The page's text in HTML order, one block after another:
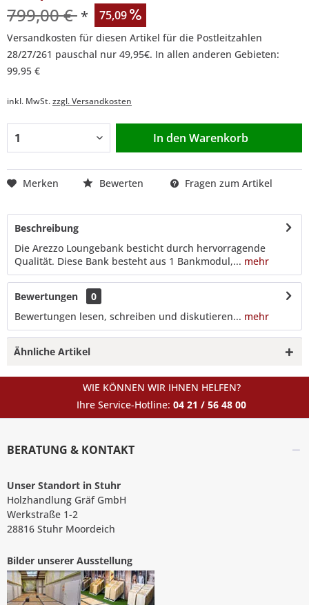
799,00 € * 75,09
Versandkosten für diesen Artikel für die Postleitzahlen
28/27/261 pauschal nur 49,95€. In allen anderen Gebieten:
99,95 €
inkl. MwSt.zzgl. Versandkosten
In den Warenkorb
Merken Bewerten Fragen zum Artikel
Beschreibung
Die Arezzo Loungebank besticht durch hervorragende
Qualität. Diese Bank besteht aus 1 Bankmodul,... mehr
Bewertungen
0
Bewertungen lesen, schreiben und diskutieren... mehr
Ähnliche Artikel
WIE KÖNNEN WIR IHNEN HELFEN?
Ihre Service-Hotline: 04 21 / 56 48 00
BERATUNG & KONTAKT
Unser Standort in Stuhr
Holzhandlung Gräf GmbH
Werkstraße 1-2
28816 Stuhr Moordeich
Bilder unserer Ausstellung